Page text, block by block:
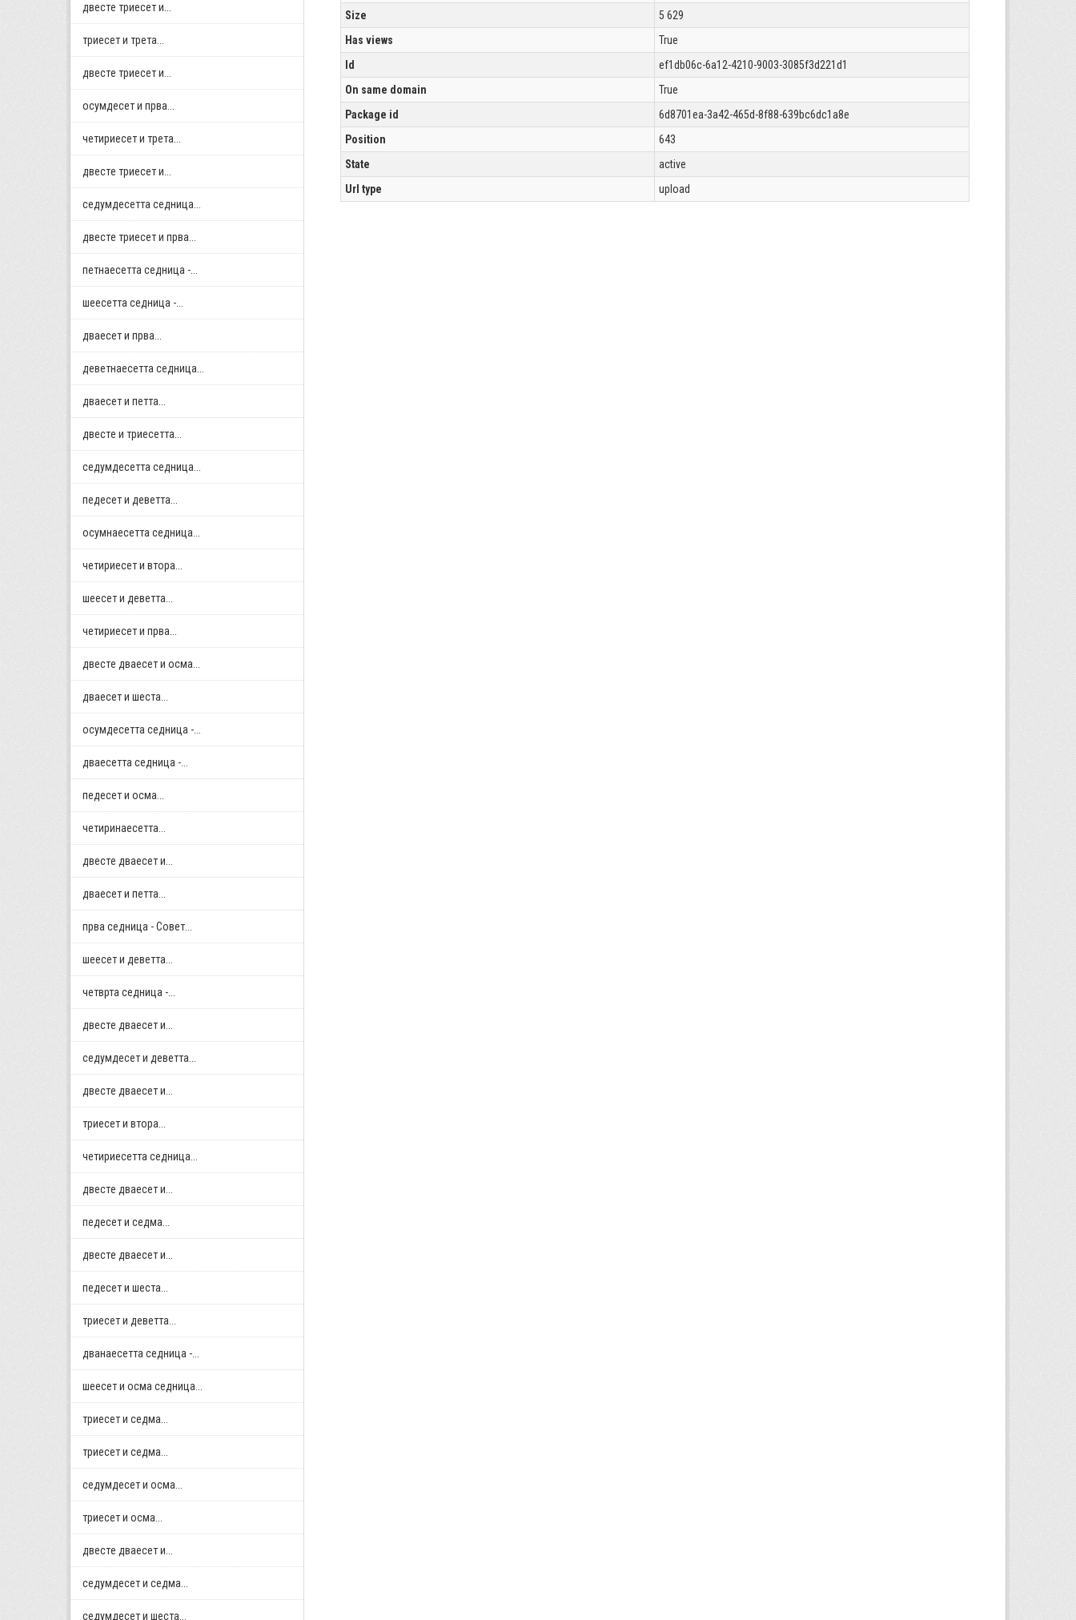
двестe триесет и...
триесет и трета...
двестe триесет и...
осумдесет и прва...
четириесет и трета...
двестe триесет и...
седумдесетта седница...
двестe триесет и прва...
петнаесетта седница -...
шеесетта седница -...
дваесет и прва...
деветнаесетта седница...
дваесет и петта...
двестe и триесетта...
седумдесетта седница...
педесет и деветта...
осумнaесетта седница...
четириесет и втора...
шеесет и деветта...
четириесет и прва...
двестe дваесет и осма...
дваесет и шеста...
осумдесетта седница -...
дваесетта седница -...
педесет и осма...
четиринаесетта...
двестe дваесет и...
дваесет и петта...
прва седница - Совет...
шеесет и деветта...
четврта седница -...
двестe дваесет и...
седумдесет и деветта...
двестe дваесет и...
триесет и втора...
четириесетта седница...
двестe дваесет и...
педесет и седма...
двестe дваесет и...
педесет и шеста...
триесет и деветта...
дванаесетта седница -...
шеесет и осма седница...
триесет и седма...
триесет и седма...
седумдесет и осма...
триесет и осма...
двестe дваесет и...
седумдесет и седма...
седумдесет и шеста...
Size
5 629
Has views
True
Id
ef1db06c-6a12-4210-9003-3085f3d221d1
On same domain
True
Package id
6d8701ea-3a42-465d-8f88-639bc6dc1a8e
Position
643
State
active
Url type
upload